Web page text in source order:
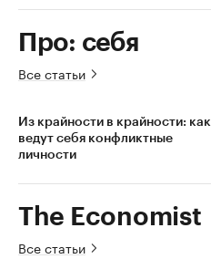
Про: себя
Все статьи
Из крайности в крайности: как
ведут себя конфликтные
личности
The Economist
Все статьи